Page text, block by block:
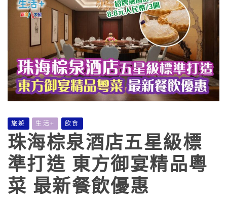
旅遊 生活+ 飲食
珠海棕泉酒店五星級標
準打造 東方御宴精品粵
菜 最新餐飲優惠